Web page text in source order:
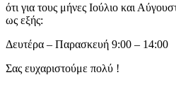
ότι για τους μήνες Ιούλιο και
ως εξής:
Δευτέρα – Παρασκευή 9:00 – 14:00
Σας ευχαριστούμε πολύ !